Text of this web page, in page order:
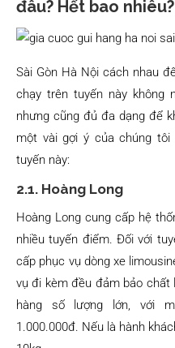
đâu? Hết bao nhiêu?
Sài Gòn Hà Nội cách nhau
chạy trên tuyến này không
nhưng cũng đủ đa dạng để
một vài gợi ý của chúng
tuyến này:
2.1. Hoàng Long
Hoàng Long cung cấp hệ
nhiều tuyến điểm. Đối với
cấp phục vụ dòng xe
vụ đi kèm đều đảm bảo chất
hàng số lượng lớn, với
1.000.000đ. Nếu là hành